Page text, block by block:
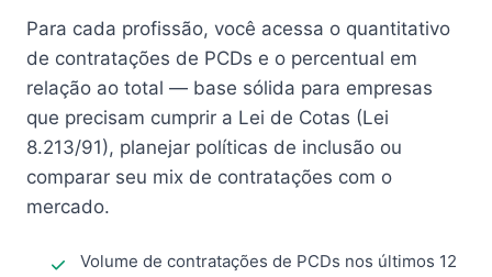
Para cada profissão, você acessa o quantitativo
de contratações de PCDs e o percentual em
relação ao total — base sólida para empresas
que precisam cumprir a Lei de Cotas (Lei
8.213/91), planejar políticas de inclusão ou
comparar seu mix de contratações com o
mercado.
Volume de contratações de PCDs nos últimos 12